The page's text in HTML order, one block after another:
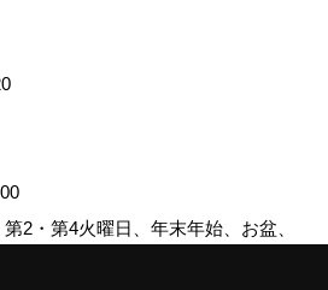
2・第4火曜日、年末年始、お盆、
休暇